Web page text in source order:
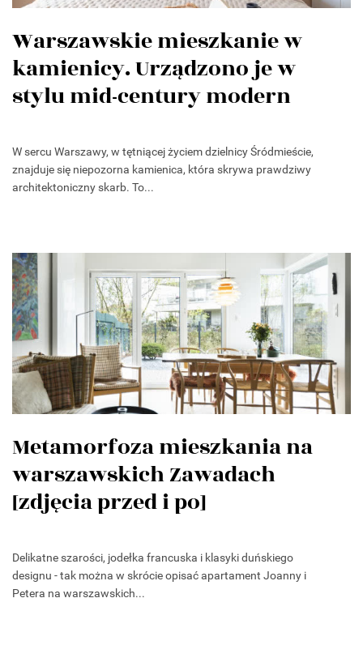
Warszawskie mieszkanie w
kamienicy. Urządzono je w
stylu mid-century modern
W sercu Warszawy, w tętniącej życiem dzielnicy Śródmieście,
znajduje się niepozorna kamienica, która skrywa prawdziwy
architektoniczny skarb. To...
Metamorfoza mieszkania na
warszawskich Zawadach
[zdjęcia przed i po]
Delikatne szarości, jodełka francuska i klasyki duńskiego
designu - tak można w skrócie opisać apartament Joanny i
Petera na warszawskich...